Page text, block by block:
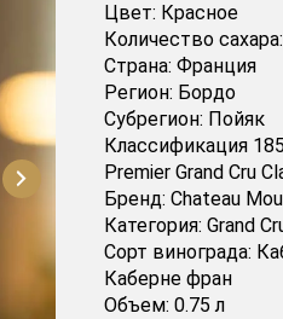
Цвет: Красное
Количество сахара:
Страна: Франция
Регион: Бордо
Субрегион: Пойяк
Классификация
Premier Grand Cru
Бренд: Chateau
Категория: Grand
Сорт винограда:
Каберне фран
Объем: 0.75 л